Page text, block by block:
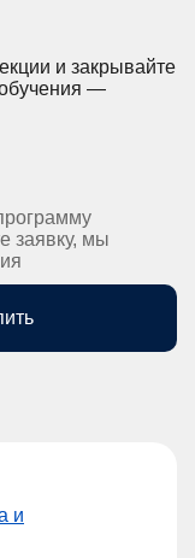
и закрывайте
—
заявку, мы
и